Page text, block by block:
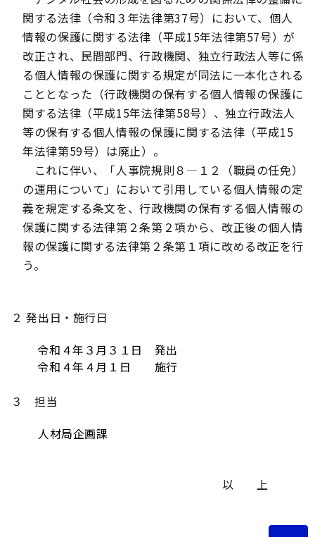
関する法律（令和３年法律第37号）において、個人
情報の保護に関する法律（平成15年法律第57号）が
改正され、民間部門、行政機関、独立行政法人等に係
る個人情報の保護に関する規定が同法に一本化される
こととなった（行政機関の保有する個人情報の保護に
関する法律（平成15年法律第58号）、独立行政法人
等の保有する個人情報の保護に関する法律（平成15
年法律第59号）は廃止）。
これに伴い、「人事院規則８―１２（職員の任免）
の運用について」において引用している個人情報の定
義を規定する条文を、行政機関の保有する個人情報の
保護に関する法律第２条第２項から、改正後の個人情
報の保護に関する法律第２条第１項に改める改正を行
う。
２ 発出日・施行日
令和４年３月３１日 発出
令和４年４月１日 施行
３ 担当
人材局企画課
以 上